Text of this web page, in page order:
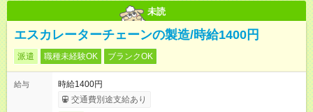
未読
エスカレーターチェーンの製造/時給1400円
派遣 職種未経験OK ブランクOK
給与
時給1400円
交通費別途支給あり